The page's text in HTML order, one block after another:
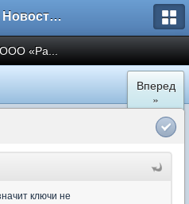
Форум Новостройки
«Ра...
Вперед
»
ключи не